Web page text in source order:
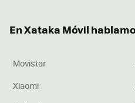
En Xataka Móvil
Movistar
Xiaomi